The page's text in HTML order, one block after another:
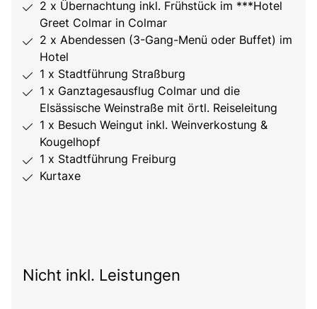
2 x Übernachtung inkl. Frühstück im ***Hotel
Greet Colmar in Colmar
2 x Abendessen (3-Gang-Menü oder Buffet) im
Hotel
1 x Stadtführung Straßburg
1 x Ganztagesausflug Colmar und die
Elsässische Weinstraße mit örtl. Reiseleitung
1 x Besuch Weingut inkl. Weinverkostung &
Kougelhopf
1 x Stadtführung Freiburg
Kurtaxe
Nicht inkl. Leistungen